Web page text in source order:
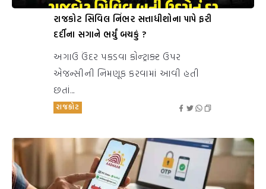
રાજકોટ સિવિલ નિંભર સત્તાધીશોના પાપે ફરી
દર્દીના સગાને ભર્યું બચકું ?
અગાઉ ઉંદર પકડવા કોન્ટ્રાક્ટ ઉપર
એજન્સીની નિમણૂક કરવામાં આવી હતી
છતાં...
રાજકોટ